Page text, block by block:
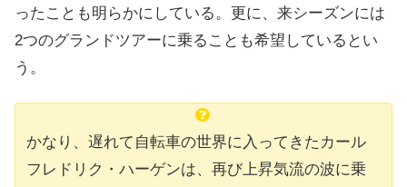
ったことも明らかにしている。更に、来シーズンには
2つのグランドツアーに乗ることも希望しているとい
う。
かなり、遅れて自転車の世界に入ってきたカール
フレドリク・ハーゲンは、再び上昇気流の波に乗